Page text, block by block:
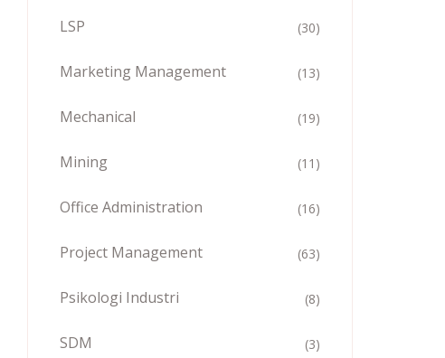
LSP (30)
Marketing Management (13)
Mechanical (19)
Mining (11)
Office Administration (16)
Project Management (63)
Psikologi Industri (8)
SDM (3)